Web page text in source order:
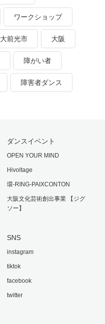
ワークショップ
大前光市 大阪
障がい者
障害者ダンス
ダンスイベント
OPEN YOUR MIND
Hivoltage
環-RING-PAIXCONTON
大阪文化芸術創出事業 【ジグ
ソー】
SNS
instagram
tiktok
facebook
twitter